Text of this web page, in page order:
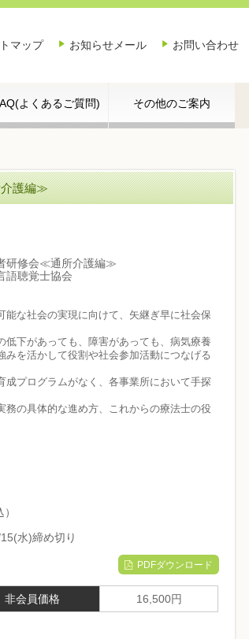
お問い合わせ
お知らせメール
マップ
よくあるご質問) その他のご案内
介護編≫
研修会≪通所介護編≫
聴覚士協会
能な社会の実現に向けて、矢継ぎ早に社会保
下があっても、障害があっても、病気療養
を活かして役割や社会参加活動につなげる
プログラムがなく、各事業所において手探
務の具体的な進め方、これからの療法士の役
水)締め切り
PDFダウンロード
非会員価格 16,500円